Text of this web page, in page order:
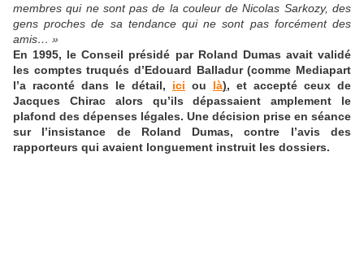
membres qui ne sont pas de la couleur de Nicolas Sarkozy, des
gens proches de sa tendance qui ne sont pas forcément des
amis… »
En 1995, le Conseil présidé par Roland Dumas avait validé
les comptes truqués d’Edouard Balladur (comme Mediapart
l’a raconté dans le détail, ici ou là), et accepté ceux de
Jacques Chirac alors qu’ils dépassaient amplement le
plafond des dépenses légales. Une décision prise en séance
sur l’insistance de Roland Dumas, contre l’avis des
rapporteurs qui avaient longuement instruit les dossiers.